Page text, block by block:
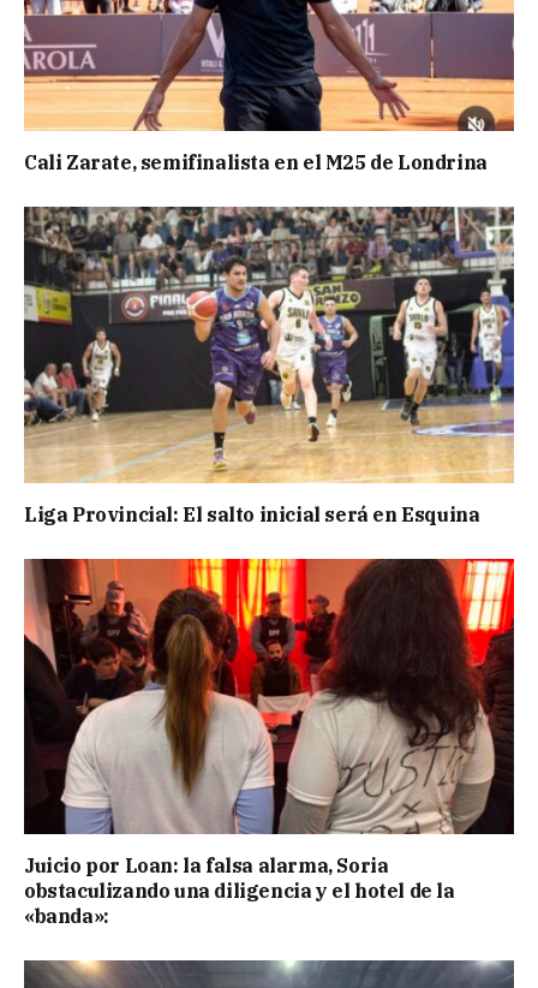
Cali Zarate, semifinalista en el M25 de Londrina
Liga Provincial: El salto inicial será en Esquina
Juicio por Loan: la falsa alarma, Soria
obstaculizando una diligencia y el hotel de la
«banda»: